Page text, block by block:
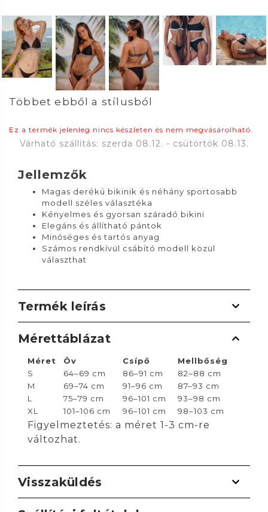
Többet ebből a stílusból
Ez a termék jelenleg nincs készleten és nem megvásárolható.
Várható szállítás: szerda 08.12. - csütörtök 08.13.
Jellemzők
Magas derékú bikinik és néhány sportosabb
modell széles választéka
Kényelmes és gyorsan száradó bikini
Elegáns és állítható pántok
Minőséges és tartós anyag
Számos rendkívül csábító modell közül
választhat
Termék leírás
Mérettáblázat
Méret Öv Csípő
Mellbőség
S
64–69 cm 86–91 cm
82–88 cm
M
69–74 cm 91–96 cm
87–93 cm
L
75–79 cm 96–101 cm
93–98 cm
XL
101–106 cm 96–101 cm 98–103 cm
Figyelmeztetés: a méret 1-3 cm-re
változhat.
Visszaküldés